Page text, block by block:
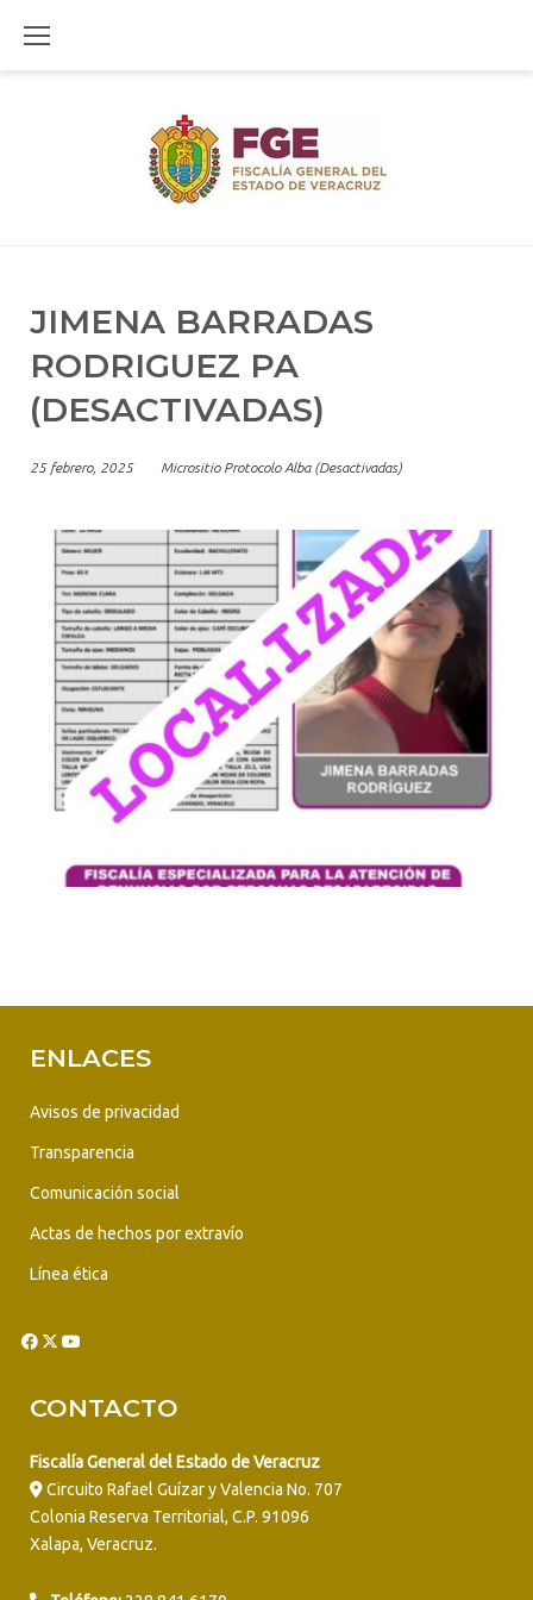
JIMENA BARRADAS
RODRIGUEZ PA
(DESACTIVADAS)
25 febrero, 2025 Micrositio Protocolo Alba (Desactivadas)
ENLACES
Avisos de privacidad
Transparencia
Comunicación social
Actas de hechos por extravío
Línea ética
CONTACTO
Fiscalía General del Estado de Veracruz
Circuito Rafael Guízar y Valencia No. 707
Colonia Reserva Territorial, C.P. 91096
Xalapa, Veracruz.